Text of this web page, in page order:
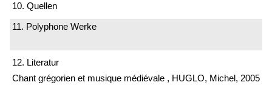
10. Quellen
11. Polyphone Werke
12. Literatur
Chant grégorien et musique médiévale , HUGLO, Michel, 2005